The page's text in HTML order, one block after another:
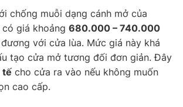
chống muỗi dạng cánh mở của
giá khoảng 680.000 – 740.000
với cửa lùa. Mức giá này khá
tạo cửa mở tương đối đơn giản. Đây
tế cho cửa ra vào nếu không muốn
cao cấp.